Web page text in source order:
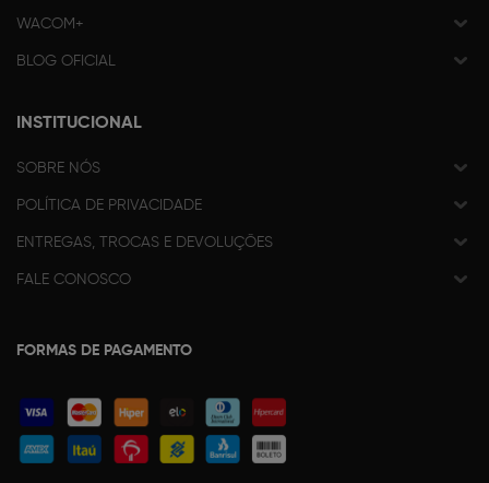
WACOM+
BLOG OFICIAL
INSTITUCIONAL
SOBRE NÓS
POLÍTICA DE PRIVACIDADE
ENTREGAS, TROCAS E DEVOLUÇÕES
FALE CONOSCO
FORMAS DE PAGAMENTO